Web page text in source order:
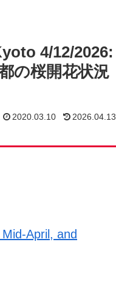
4/12/2026:
の桜開花状況
2020.03.10 2026.04.13
April, and